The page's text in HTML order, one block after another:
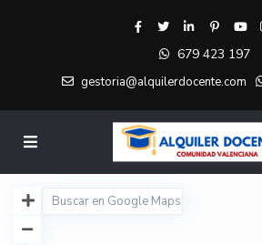
679 423 197
gestoria@alquilerdocente.com